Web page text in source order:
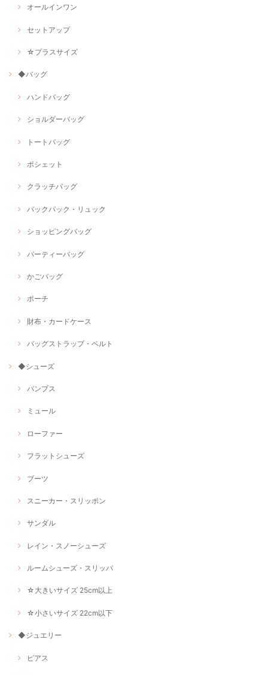
オールインワン
セットアップ
☆プラスサイズ
◆バッグ
ハンドバッグ
ショルダーバッグ
トートバッグ
ポシェット
クラッチバッグ
バックパック・リュック
ショッピングバッグ
パーティーバッグ
かごバッグ
ポーチ
財布・カードケース
バッグストラップ・ベルト
◆シューズ
パンプス
ミュール
ローファー
フラットシューズ
ブーツ
スニーカー・スリッポン
サンダル
レイン・スノーシューズ
ルームシューズ・スリッパ
☆大きいサイズ 25cm以上
☆小さいサイズ 22cm以下
◆ジュエリー
ピアス